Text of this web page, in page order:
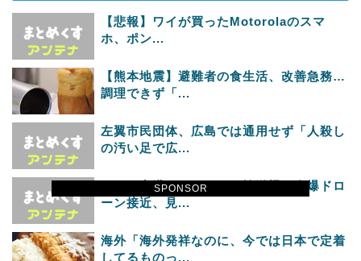
SPONSOR
【悲報】ワイが買ったMotorolaのスマ
ホ、ポン...
【熊本地震】避難者の食生活、改善急務…
調理できず「...
左翼市民団体、広島では通用せず「人殺し
の汚い足で広...
ドイツ空港のウクライナ輸送機に自爆ドロ
ーン接近、見...
海外「海外発祥なのに、今では日本で定着
してるものっ...